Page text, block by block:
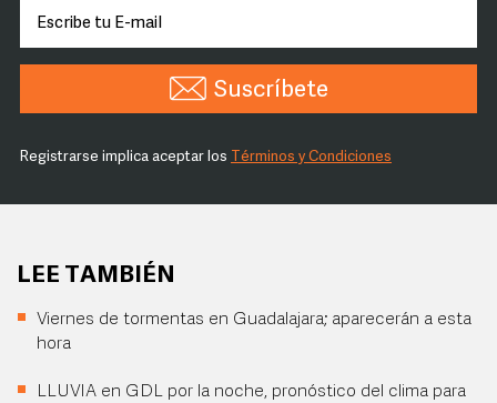
Suscríbete
Registrarse implica aceptar los Términos y Condiciones
LEE TAMBIÉN
Viernes de tormentas en Guadalajara; aparecerán a esta
hora
LLUVIA en GDL por la noche, pronóstico del clima para